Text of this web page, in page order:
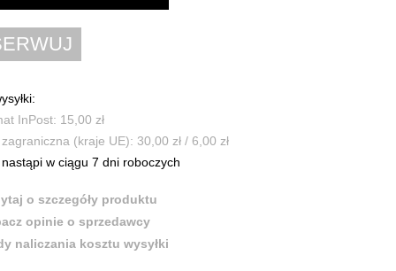
InPost: 15,00 zł
zagraniczna (kraje UE): 30,00 zł / 6,00 zł
nastąpi w ciągu 7 dni roboczych
o szczegóły produktu
opinie o sprzedawcy
naliczania kosztu wysyłki